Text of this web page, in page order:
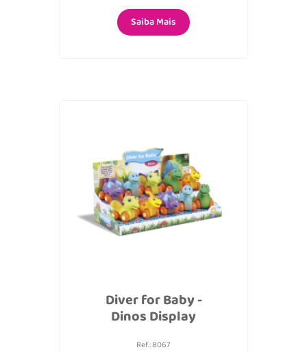
Saiba Mais
Diver for Baby -
Dinos Display
Ref.: 8067